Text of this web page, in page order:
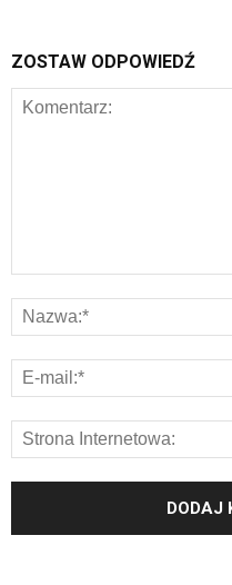
ZOSTAW ODPOWIEDŹ